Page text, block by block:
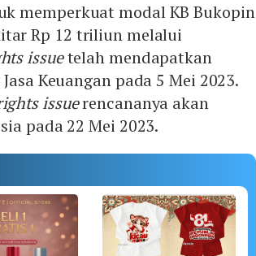
memperkuat modal KB Bukopin
Rp 12 triliun melalui
issuetelah mendapatkan
Keuangan pada 5 Mei 2023.
issuerencananya akan
pada 22 Mei 2023.